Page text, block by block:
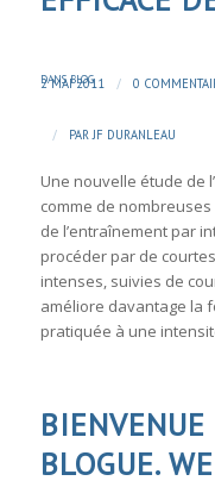
2 MAI 2011 / 0
DANSBLOG
/ PARJF DURANLEAU
Une nouvelle étude de
comme de
de l’entraînement par
procéder par de
intenses, suivies de
améliore davantage la
pratiquée à une
BLOGUE.